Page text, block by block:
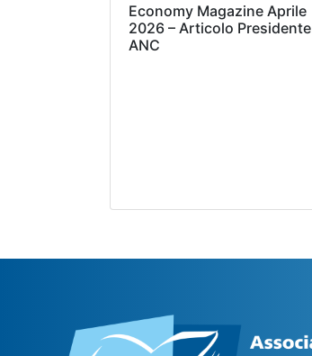
Economy Magazine Aprile
2026 – Articolo Presidente
ANC